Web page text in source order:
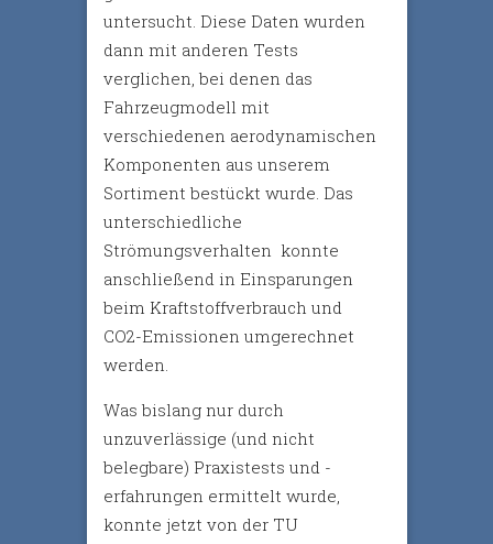
untersucht. Diese Daten wurden
dann mit anderen Tests
verglichen, bei denen das
Fahrzeugmodell mit
verschiedenen aerodynamischen
Komponenten aus unserem
Sortiment bestückt wurde. Das
unterschiedliche
Strömungsverhalten konnte
anschließend in Einsparungen
beim Kraftstoffverbrauch und
CO2-Emissionen umgerechnet
werden.
Was bislang nur durch
unzuverlässige (und nicht
belegbare) Praxistests und -
erfahrungen ermittelt wurde,
konnte jetzt von der TU